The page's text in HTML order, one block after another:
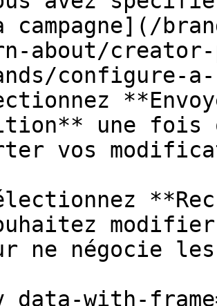
campagne](/
about/creator-
configure-a-
une fois
vos
ne négocie